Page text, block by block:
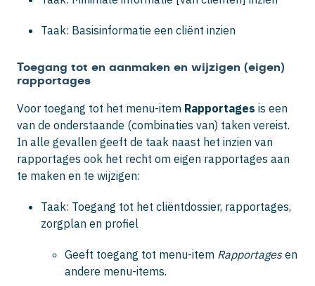
Taak: Basisinformatie een cliënt inzien
Toegang tot en aanmaken en wijzigen (eigen)
rapportages
Voor toegang tot het menu-item Rapportages is een
van de onderstaande (combinaties van) taken vereist.
In alle gevallen geeft de taak naast het inzien van
rapportages ook het recht om eigen rapportages aan
te maken en te wijzigen:
Taak: Toegang tot het cliëntdossier, rapportages,
zorgplan en profiel
Geeft toegang tot menu-item Rapportagesen
andere menu-items.